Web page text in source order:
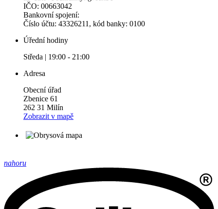
IČO: 00663042
Bankovní spojení:
Číslo účtu: 43326211, kód banky: 0100
Úřední hodiny
Středa | 19:00 - 21:00
Adresa
Obecní úřad
Zbenice 61
262 31 Milín
Zobrazit v mapě
nahoru